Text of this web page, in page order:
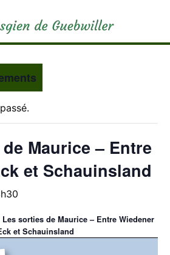
Maurice – Entre
et Schauinsland
Les sorties de Maurice – Entre Wiedener
et Schauinsland